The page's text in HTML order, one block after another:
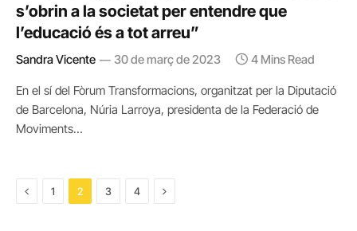
s’obrin a la societat per entendre que
l’educació és a tot arreu”
Sandra Vicente 30 de març de 2023 4 Mins Read
En el sí del Fòrum Transformacions, organitzat per la Diputació
de Barcelona, Núria Larroya, presidenta de la Federació de
Moviments…
Previous
1 2 3 4 Next